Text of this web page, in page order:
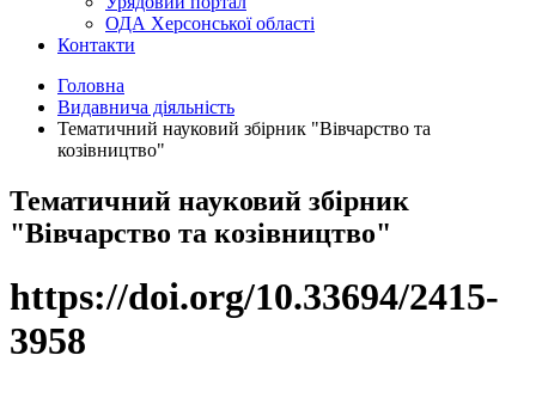
ОДА Херсонської області
Контакти
Головна
Видавнича діяльність
Тематичний науковий збірник "Вівчарство та
козівництво"
Тематичний науковий збірник
"Вівчарство та козівництво"
https://doi.org/10.33694/2415-
3958